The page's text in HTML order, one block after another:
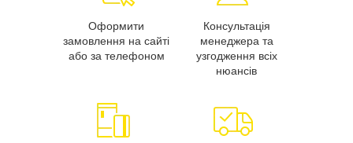
Оформити
замовлення на сайті
або за телефоном
Консультація
менеджера та
узгодження всіх
нюансів